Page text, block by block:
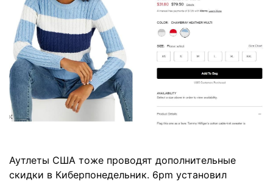
Аутлеты США тоже проводят дополнительные
скидки в Киберпонедельник. 6pm установил